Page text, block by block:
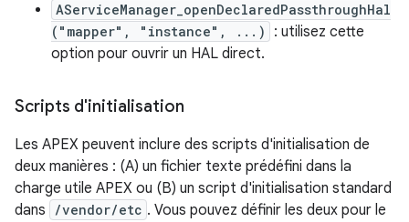
AServiceManager_openDeclaredPassthroughHal
("mapper", "instance", ...)
: utilisez cette
option pour ouvrir un HAL direct.
Scripts d'initialisation
Les APEX peuvent inclure des scripts d'initialisation de
deux manières : (A) un fichier texte prédéfini dans la
charge utile APEX ou (B) un script d'initialisation standard
dans
/vendor/etc . Vous pouvez définir les deux pour le